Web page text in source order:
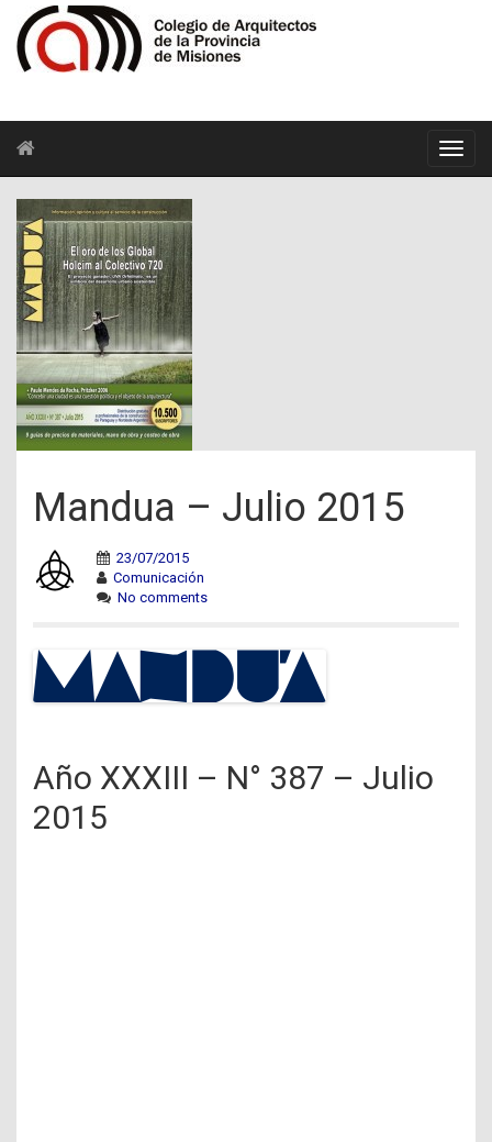
Mandua – Julio 2015
23/07/2015
Comunicación
No comments
Año XXXIII – N° 387 – Julio
2015